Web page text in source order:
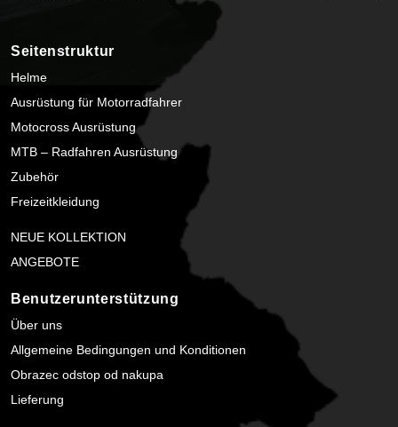
Seitenstruktur
Helme
Ausrüstung für Motorradfahrer
Motocross Ausrüstung
MTB – Radfahren Ausrüstung
Zubehör
Freizeitkleidung
NEUE KOLLEKTION
ANGEBOTE
Benutzerunterstützung
Über uns
Allgemeine Bedingungen und Konditionen
Obrazec odstop od nakupa
Lieferung